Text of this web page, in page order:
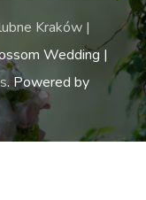
Kraków |
Wedding |
. Powered by